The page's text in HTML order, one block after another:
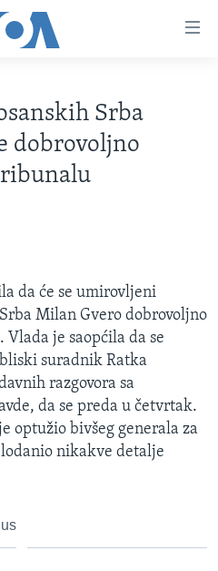
Srba
dobrovoljno
da će se umirovljeni
Milan Gvero dobrovoljno
je saopćila da se
suradnik Ratka
razgovora sa
da se preda u četvrtak.
optužio bivšeg generala za
nikakve detalje